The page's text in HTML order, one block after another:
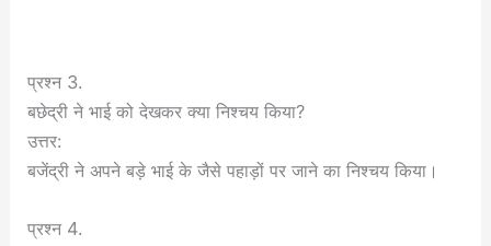
प्रश्न 3.
बछेद्री ने भाई को देखकर क्या निश्चय किया?
उत्तर:
बजेंद्री ने अपने बड़े भाई के जैसे पहाड़ों पर जाने का निश्चय किया।
प्रश्न 4.